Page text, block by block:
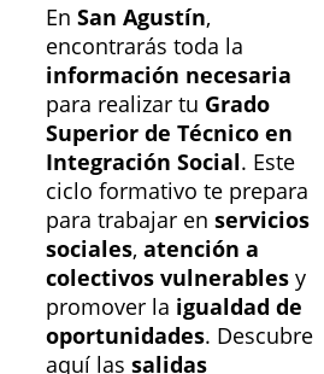
En San Agustín,
encontrarás toda la
información necesaria
para realizar tu Grado
Superior de Técnico en
Integración Social. Este
ciclo formativo te prepara
para trabajar en servicios
sociales, atención a
colectivos vulnerables y
promover la igualdad de
oportunidades. Descubre
aquí las salidas